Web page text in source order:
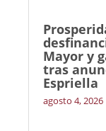
Mayor y
tras
Espriella
agosto 4, 2026